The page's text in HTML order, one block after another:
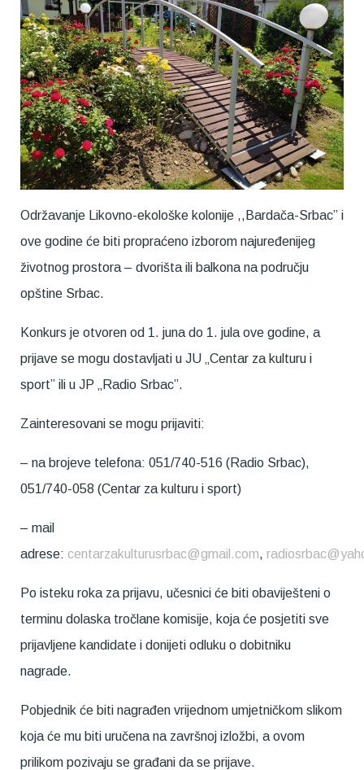
Održavanje Likovno-ekološke kolonije ,,Bardača-Srbac” i
ove godine će biti propraćeno izborom najuređenijeg
životnog prostora – dvorišta ili balkona na području
opštine Srbac.
Konkurs je otvoren od 1. juna do 1. jula ove godine, a
prijave se mogu dostavljati u JU „Centar za kulturu i
sport” ili u JP „Radio Srbac”.
Zainteresovani se mogu prijaviti:
– na brojeve telefona: 051/740-516 (Radio Srbac),
051/740-058 (Centar za kulturu i sport)
– mail
adrese: centarzakulturusrbac@gmail.com,
Po isteku roka za prijavu, učesnici će biti obaviješteni o
terminu dolaska tročlane komisije, koja će posjetiti sve
prijavljene kandidate i donijeti odluku o dobitniku
nagrade.
Pobjednik će biti nagrađen vrijednom umjetničkom slikom
koja će mu biti uručena na završnoj izložbi, a ovom
prilikom pozivaju se građani da se prijave.